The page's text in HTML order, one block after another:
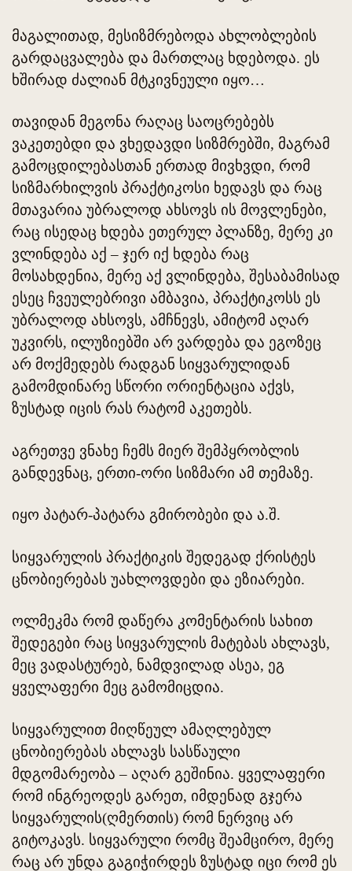
მაგალითად, მესიზმრებოდა ახლობლების
გარდაცვალება და მართლაც ხდებოდა. ეს
ხშირად ძალიან მტკივნეული იყო…
თავიდან მეგონა რაღაც საოცრებებს
ვაკეთებდი და ვხედავდი სიზმრებში, მაგრამ
გამოცდილებასთან ერთად მივხვდი, რომ
სიზმარხილვის პრაქტიკოსი ხედავს და რაც
მთავარია უბრალოდ ახსოვს ის მოვლენები,
რაც ისედაც ხდება ეთერულ პლანზე, მერე კი
ვლინდება აქ – ჯერ იქ ხდება რაც
მოსახდენია, მერე აქ ვლინდება, შესაბამისად
ესეც ჩვეულებრივი ამბავია, პრაქტიკოსს ეს
უბრალოდ ახსოვს, ამჩნევს, ამიტომ აღარ
უკვირს, ილუზიებში არ ვარდება და ეგოზეც
არ მოქმედებს რადგან სიყვარულიდან
გამომდინარე სწორი ორიენტაცია აქვს,
ზუსტად იცის რას რატომ აკეთებს.
აგრეთვე ვნახე ჩემს მიერ შემპყრობლის
განდევნაც, ერთი-ორი სიზმარი ამ თემაზე.
იყო პატარ-პატარა გმირობები და ა.შ.
სიყვარულის პრაქტიკის შედეგად ქრისტეს
ცნობიერებას უახლოვდები და ეზიარები.
ოლმეკმა რომ დაწერა კომენტარის სახით
შედეგები რაც სიყვარულის მატებას ახლავს,
მეც ვადასტურებ, ნამდვილად ასეა, ეგ
ყველაფერი მეც გამომიცდია.
სიყვარულით მიღწეულ ამაღლებულ
ცნობიერებას ახლავს სასწაული
მდგომარეობა – აღარ გეშინია. ყველაფერი
რომ ინგრეოდეს გარეთ, იმდენად გჯერა
სიყვარულის(ღმერთის) რომ ნერვიც არ
გიტოკავს. სიყვარული რომც შეამცირო, მერე
რაც არ უნდა გაგიჭირდეს ზუსტად იცი რომ ეს